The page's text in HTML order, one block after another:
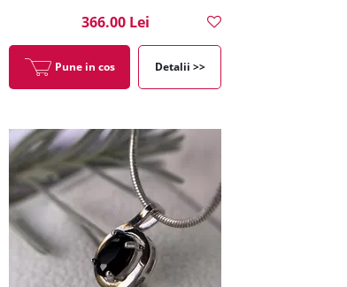
366.00 Lei
Pune in cos Detalii >>